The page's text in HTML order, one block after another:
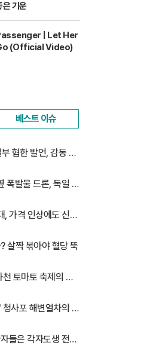
은 기운
| Let Her
(Official Video)
베스트 이슈
혐한 발언, 감동 찬
폭발물 드론, 독일 대
, 가격 인상에도 신기
살짝 볶아야 혈당 뚝
토마토 축제의 반
사포 해변열차의 유
들은 각자도생 전쟁